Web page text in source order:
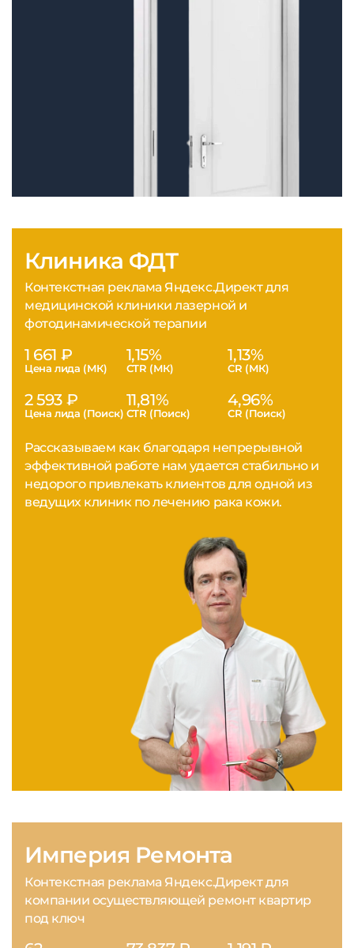
Империя Ремонта
Контекстная реклама Яндекс.Директ для
компании осуществляющей ремонт квартир
под ключ
Клиника ФДТ
Контекстная реклама Яндекс.Директ для
медицинской клиники лазерной и
фотодинамической терапии
1 661 ₽
Цена лида (МК)
1,15%
CTR (МК)
1,13%
CR (МК)
2 593 ₽
Цена лида (Поиск)
11,81%
CTR (Поиск)
4,96%
CR (Поиск)
Рассказываем как благодаря непрерывной
эффективной работе нам удается стабильно и
недорого привлекать клиентов для одной из
ведущих клиник по лечению рака кожи.